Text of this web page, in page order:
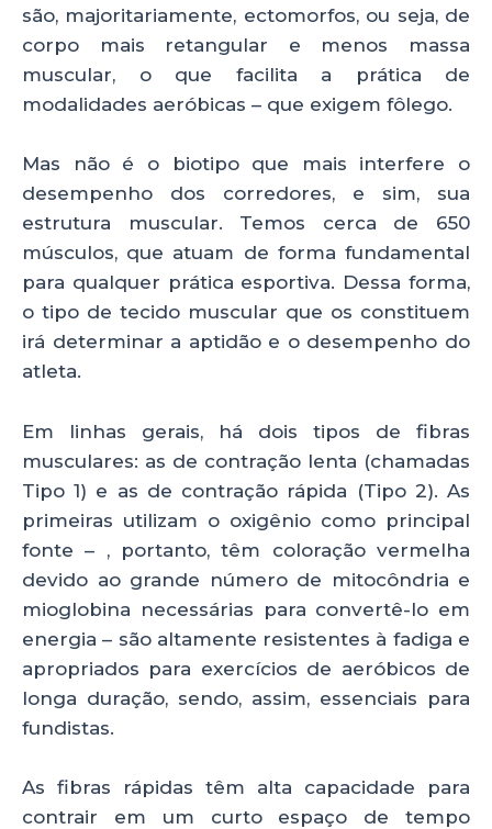
são, majoritariamente, ectomorfos, ou seja, de
corpo mais retangular e menos massa
muscular, o que facilita a prática de
modalidades aeróbicas – que exigem fôlego.
Mas não é o biotipo que mais interfere o
desempenho dos corredores, e sim, sua
estrutura muscular. Temos cerca de 650
músculos, que atuam de forma fundamental
para qualquer prática esportiva. Dessa forma,
o tipo de tecido muscular que os constituem
irá determinar a aptidão e o desempenho do
atleta.
Em linhas gerais, há dois tipos de fibras
musculares: as de contração lenta (chamadas
Tipo 1) e as de contração rápida (Tipo 2). As
primeiras utilizam o oxigênio como principal
fonte – , portanto, têm coloração vermelha
devido ao grande número de mitocôndria e
mioglobina necessárias para convertê-lo em
energia – são altamente resistentes à fadiga e
apropriados para exercícios de aeróbicos de
longa duração, sendo, assim, essenciais para
fundistas.
As fibras rápidas têm alta capacidade para
contrair em um curto espaço de tempo